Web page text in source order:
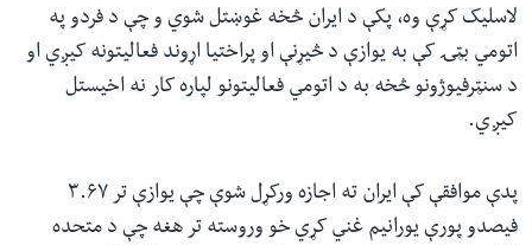
لاسلیک کړې وه، پکې د ایران څخه غوښتل شوي و چې د فردو په
اتومي بټۍ کې به یوازې د څیړنې او پراختیا اړوند فعالیتونه کیږي او
د سنټرفیوژونو څخه به د اتومي فعالیتونو لپاره کار نه اخیستل
کیږي.
پدې موافقې کې ایران ته اجازه ورکړل شوې چې یوازې تر ۳.۶۷
فیصدو پورې یورانیم غني کړي خو وروسته تر هغه چې د متحده